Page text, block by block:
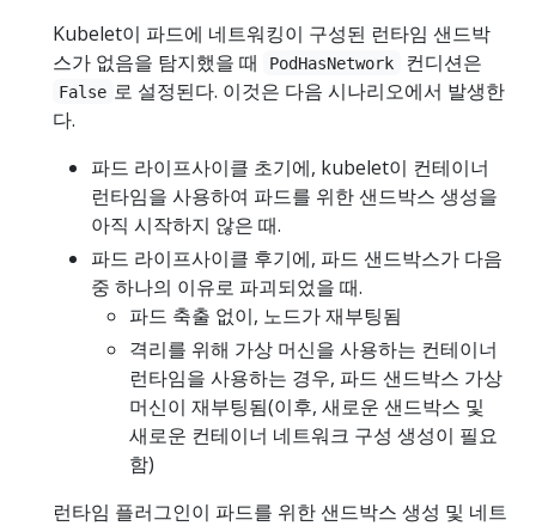
Kubelet이 파드에 네트워킹이 구성된 런타임 샌드박
스가 없음을 탐지했을 때
PodHasNetwork 컨디션은
False 로 설정된다. 이것은 다음 시나리오에서 발생한
다.
파드 라이프사이클 초기에, kubelet이 컨테이너
런타임을 사용하여 파드를 위한 샌드박스 생성을
아직 ​​시작하지 않은 때.
파드 라이프사이클 후기에, 파드 샌드박스가 다음
중 하나의 이유로 파괴되었을 때.
파드 축출 없이, 노드가 재부팅됨
격리를 위해 가상 머신을 사용하는 컨테이너
런타임을 사용하는 경우, 파드 샌드박스 가상
머신이 재부팅됨(이후, 새로운 샌드박스 및
새로운 컨테이너 네트워크 구성 생성이 필요
함)
런타임 플러그인이 파드를 위한 샌드박스 생성 및 네트